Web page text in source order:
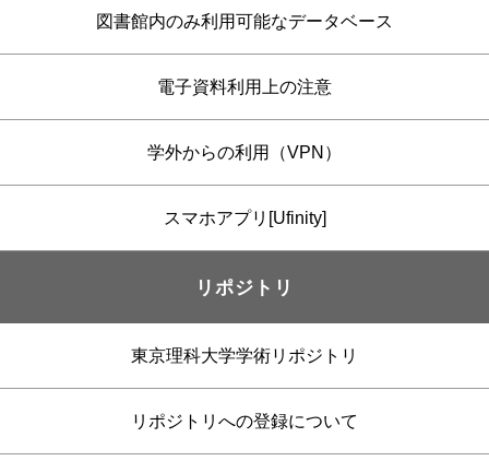
図書館内のみ利用可能なデータベース
電子資料利用上の注意
学外からの利用（VPN）
スマホアプリ[Ufinity]
リポジトリ
東京理科大学学術リポジトリ
リポジトリへの登録について